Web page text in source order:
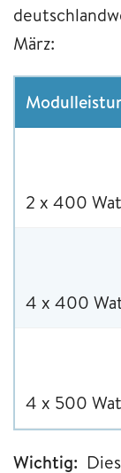
März:
2 x 400
4 x 400
4 x 500
Wichtig: